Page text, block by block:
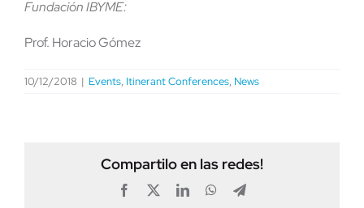
Fundación IBYME:
Prof. Horacio Gómez
10/12/2018 | Events, Itinerant Conferences, News
Compartilo en las redes!
Facebook LinkedInWhatsAppTelegram